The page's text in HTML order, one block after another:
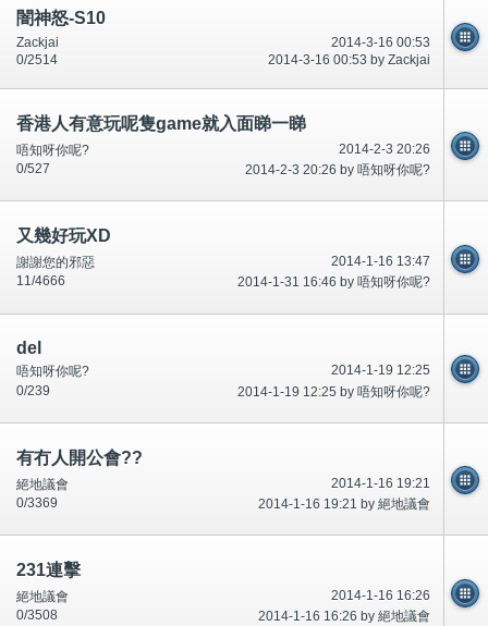
闇神怒-S10
2014-3-16 00:53
Zackjai
2014-3-16 00:53 by Zackjai
0/2514
香港人有意玩呢隻game就入面睇一睇
2014-2-3 20:26
唔知呀你呢?
2014-2-3 20:26 by 唔知呀你呢?
0/527
又幾好玩XD
2014-1-16 13:47
謝謝您的邪惡
2014-1-31 16:46 by 唔知呀你呢?
11/4666
del
2014-1-19 12:25
唔知呀你呢?
2014-1-19 12:25 by 唔知呀你呢?
0/239
有冇人開公會??
2014-1-16 19:21
絕地議會
2014-1-16 19:21 by 絕地議會
0/3369
231連擊
2014-1-16 16:26
絕地議會
2014-1-16 16:26 by 絕地議會
0/3508